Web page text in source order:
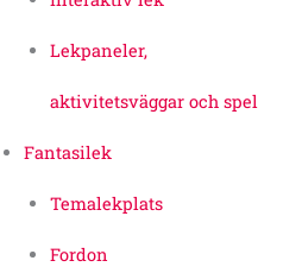
Lekpaneler,
aktivitetsväggar och spel
Fantasilek
Temalekplats
Fordon